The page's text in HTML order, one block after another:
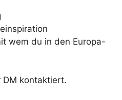
wem du in den Europa-
DM kontaktiert.